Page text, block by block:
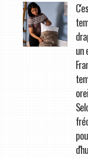
un